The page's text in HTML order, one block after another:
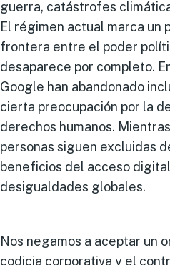
guerra, catástrofes
El régimen actual marca un
frontera entre el poder
desaparece por completo.
Google han abandonado
cierta preocupación por la
derechos humanos.
personas siguen excluidas
beneficios del acceso
desigualdades globales.
Nos negamos a aceptar un
codicia corporativa y el